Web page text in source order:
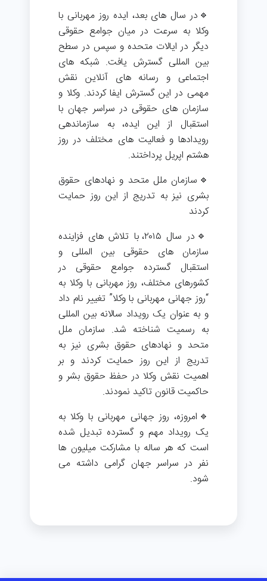
🔹در سال های بعد، ایده روز مهربانی با
وکلا به سرعت در میان جوامع حقوقی
دیگر در ایالات متحده و سپس در سطح
بین المللی گسترش یافت. شبکه های
اجتماعی و رسانه های آنلاین نقش
مهمی در این گسترش ایفا کردند. وکلا و
سازمان های حقوقی در سراسر جهان با
استقبال از این ایده، به سازماندهی
رویدادها و فعالیت های مختلف در روز
هشتم اپریل پرداختند.
🔹سازمان ملل متحد و نهادهای حقوق
بشری نیز به تدریج از این روز حمایت
کردند
🔹در سال ۲۰۱۵، با تلاش های فزاینده
سازمان های حقوقی بین المللی و
استقبال گسترده جوامع حقوقی در
کشورهای مختلف، روز مهربانی با وکلا به
“روز جهانی مهربانی با وکلا” تغییر نام داد
و به عنوان یک رویداد سالانه بین المللی
به رسمیت شناخته شد. سازمان ملل
متحد و نهادهای حقوق بشری نیز به
تدریج از این روز حمایت کردند و بر
اهمیت نقش وکلا در حفظ حقوق بشر و
حاکمیت قانون تاکید نمودند.
🔹امروزه، روز جهانی مهربانی با وکلا به
یک رویداد مهم و گسترده تبدیل شده
است که هر ساله با مشارکت میلیون ها
نفر در سراسر جهان گرامی داشته می
شود.